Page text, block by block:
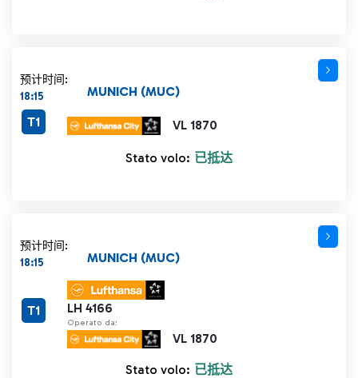
预计时间:
18:15
VL 1870
MUNICH (MUC)
T1
Stato volo: 已抵达
预计时间:
18:15
LH 4166
Operato da:
VL 1870
MUNICH (MUC)
T1
Stato volo: 已抵达